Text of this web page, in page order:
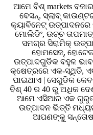
ଆମେ ବିଶ୍ markets
ବେସନ୍, ସ୍ଲାବ୍
କ୍ୟାବିନେଟ୍ ଉତ୍ପାଦନରେ
ମୋଲିଡିଂ, ଉଚ୍ଚ
ସମଗ୍ର ସିରାମିକ୍
ହୋମସେଜ୍,
ଉତ୍ପାଦଗୁଡିକ ବହୁଳ
କ୍ଷେତ୍ରରେ ଏକ-ସ୍ଥିତି,
ପାଇଥାଏ | ସେଗୁଡିକ
ବିଶ୍ 40 ର 40 ରୁ ଅଧିକ
ଆମେ ଏସିଆର ଏକ
ଉତ୍ପାଦନ ଭିତ୍ତି
ଆପଣଙ୍କୁ